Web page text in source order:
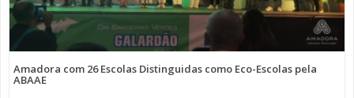
Amadora com 26 Escolas Distinguidas como Eco-Escolas pela
ABAAE